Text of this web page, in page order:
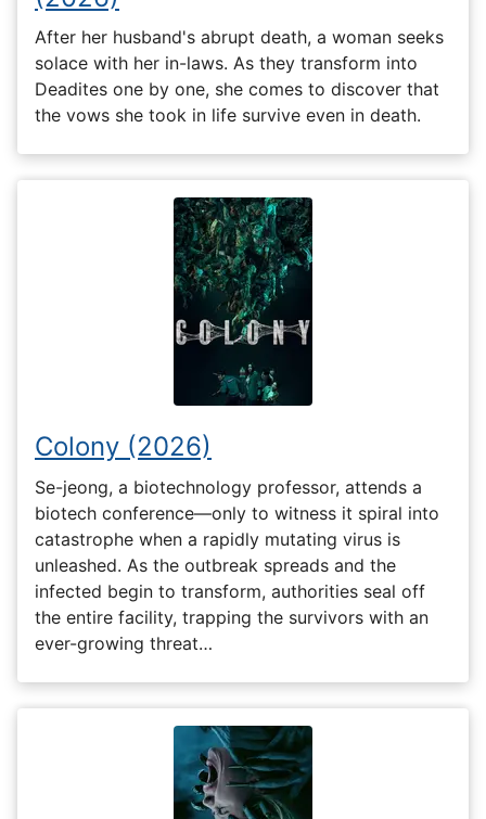
After her husband's abrupt death, a woman seeks
solace with her in-laws. As they transform into
Deadites one by one, she comes to discover that
the vows she took in life survive even in death.
Colony (2026)
Se-jeong, a biotechnology professor, attends a
biotech conference—only to witness it spiral into
catastrophe when a rapidly mutating virus is
unleashed. As the outbreak spreads and the
infected begin to transform, authorities seal off
the entire facility, trapping the survivors with an
ever-growing threat…